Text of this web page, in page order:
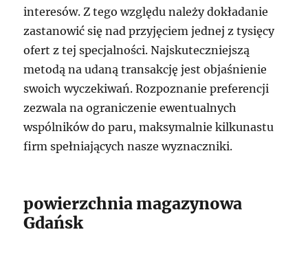
interesów. Z tego względu należy dokładanie
zastanowić się nad przyjęciem jednej z tysięcy
ofert z tej specjalności. Najskuteczniejszą
metodą na udaną transakcję jest objaśnienie
swoich wyczekiwań. Rozpoznanie preferencji
zezwala na ograniczenie ewentualnych
wspólników do paru, maksymalnie kilkunastu
firm spełniających nasze wyznaczniki.
powierzchnia magazynowa
Gdańsk